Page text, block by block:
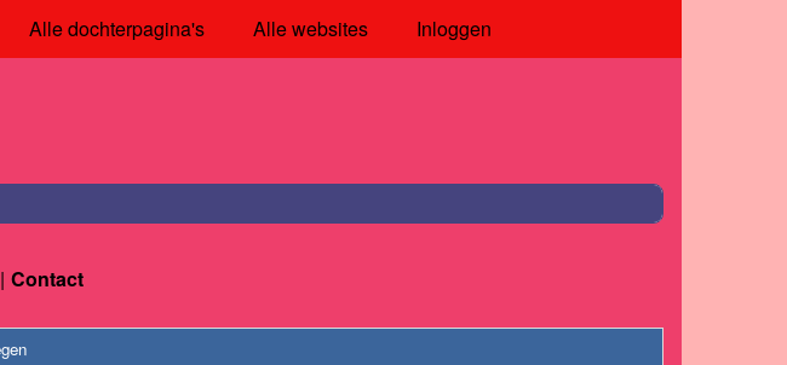
Alle dochterpagina's Alle websites Inloggen
Contact